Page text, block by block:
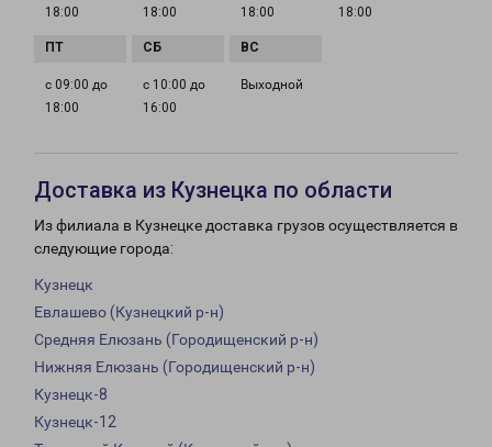
18:00
18:00
18:00
18:00
с 09:00 до
18:00
с 10:00 до
16:00
Выходной
Доставка из Кузнецка по области
Из филиала в Кузнецке доставка грузов осуществляется в
следующие города:
Кузнецк
Евлашево (Кузнецкий р-н)
Средняя Елюзань (Городищенский р-н)
Нижняя Елюзань (Городищенский р-н)
Кузнецк-8
Кузнецк-12